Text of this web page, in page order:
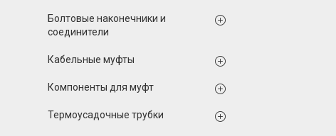
Болтовые наконечники и
соединители
Кабельные муфты
Компоненты для муфт
Термоусадочные трубки